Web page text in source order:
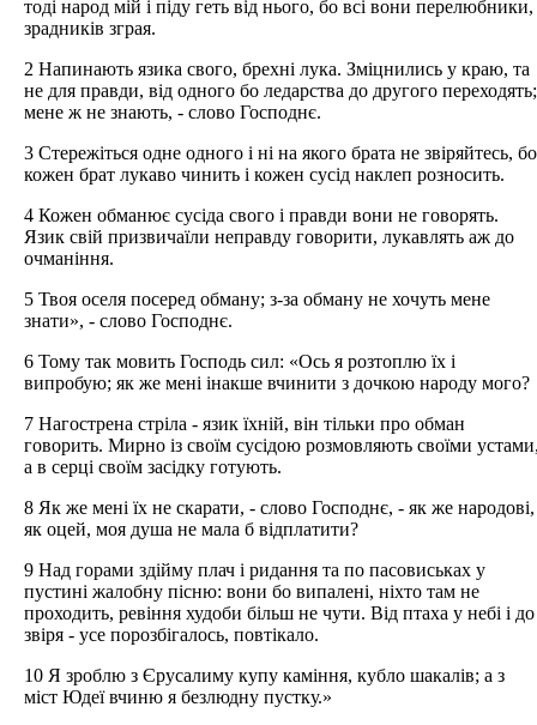
тоді народ мій і піду геть від нього, бо всі вони перелюбники,
зрадників зграя.
2 Напинають язика свого, брехні лука. Зміцнились у краю, та
не для правди, від одного бо ледарства до другого переходять;
мене ж не знають, - слово Господнє.
3 Стережіться одне одного і ні на якого брата не звіряйтесь, бо
кожен брат лукаво чинить і кожен сусід наклеп розносить.
4 Кожен обманює сусіда свого і правди вони не говорять.
Язик свій призвичаїли неправду говорити, лукавлять аж до
очманіння.
5 Твоя оселя посеред обману; з-за обману не хочуть мене
знати», - слово Господнє.
6 Тому так мовить Господь сил: «Ось я розтоплю їх і
випробую; як же мені інакше вчинити з дочкою народу мого?
7 Нагострена стріла - язик їхній, він тільки про обман
говорить. Мирно із своїм сусідою розмовляють своїми
а в серці своїм засідку готують.
8 Як же мені їх не скарати, - слово Господнє, - як же народові,
як оцей, моя душа не мала б відплатити?
9 Над горами здійму плач і ридання та по пасовиськах у
пустині жалобну пісню: вони бо випалені, ніхто там не
проходить, ревіння худоби більш не чути. Від птаха у небі і до
звіря - усе порозбігалось, повтікало.
10 Я зроблю з Єрусалиму купу каміння, кубло шакалів; а з
міст Юдеї вчиню я безлюдну пустку.»